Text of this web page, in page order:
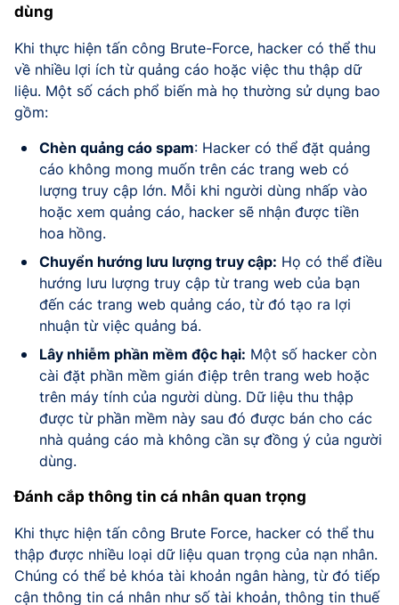
dùng
Khi thực hiện tấn công Brute-Force, hacker có thể thu
về nhiều lợi ích từ quảng cáo hoặc việc thu thập dữ
liệu. Một số cách phổ biến mà họ thường sử dụng bao
gồm:
Chèn quảng cáo spam: Hacker có thể đặt quảng
cáo không mong muốn trên các trang web có
lượng truy cập lớn. Mỗi khi người dùng nhấp vào
hoặc xem quảng cáo, hacker sẽ nhận được tiền
hoa hồng.
Chuyển hướng lưu lượng truy cập: Họ có thể điều
hướng lưu lượng truy cập từ trang web của bạn
đến các trang web quảng cáo, từ đó tạo ra lợi
nhuận từ việc quảng bá.
Lây nhiễm phần mềm độc hại: Một số hacker còn
cài đặt phần mềm gián điệp trên trang web hoặc
trên máy tính của người dùng. Dữ liệu thu thập
được từ phần mềm này sau đó được bán cho các
nhà quảng cáo mà không cần sự đồng ý của người
dùng.
Đánh cắp thông tin cá nhân quan trọng
Khi thực hiện tấn công Brute Force, hacker có thể thu
thập được nhiều loại dữ liệu quan trọng của nạn nhân.
Chúng có thể bẻ khóa tài khoản ngân hàng, từ đó tiếp
cận thông tin cá nhân như số tài khoản, thông tin thuế